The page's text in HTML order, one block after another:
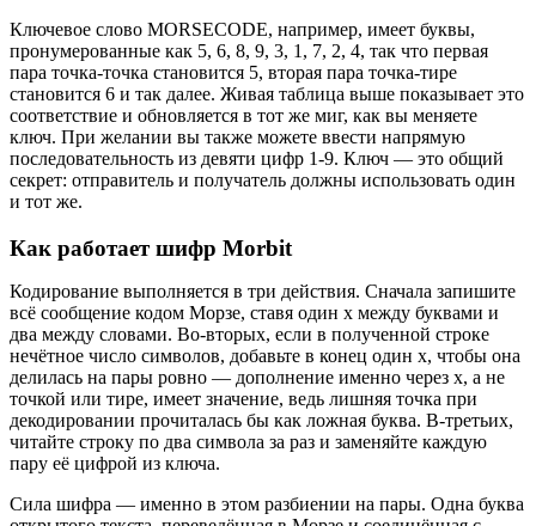
Ключевое слово MORSECODE, например, имеет буквы,
пронумерованные как 5, 6, 8, 9, 3, 1, 7, 2, 4, так что первая
пара точка-точка становится 5, вторая пара точка-тире
становится 6 и так далее. Живая таблица выше показывает это
соответствие и обновляется в тот же миг, как вы меняете
ключ. При желании вы также можете ввести напрямую
последовательность из девяти цифр 1-9. Ключ — это общий
секрет: отправитель и получатель должны использовать один
и тот же.
Как работает шифр Morbit
Кодирование выполняется в три действия. Сначала запишите
всё сообщение кодом Морзе, ставя один x между буквами и
два между словами. Во-вторых, если в полученной строке
нечётное число символов, добавьте в конец один x, чтобы она
делилась на пары ровно — дополнение именно через x, а не
точкой или тире, имеет значение, ведь лишняя точка при
декодировании прочиталась бы как ложная буква. В-третьих,
читайте строку по два символа за раз и заменяйте каждую
пару её цифрой из ключа.
Сила шифра — именно в этом разбиении на пары. Одна буква